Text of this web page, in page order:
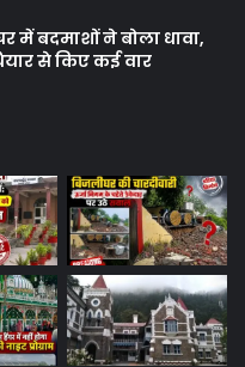
में बदमाशों ने बोला धावा,
से किए कई वार